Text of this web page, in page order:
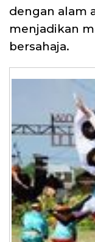
dengan alam
menjadikan
bersahaja.